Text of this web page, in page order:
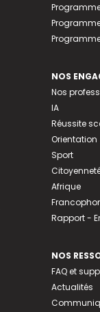
NOS
Nos
IA
Réussite
Orientation
Sport
Afrique
Rapport -
NOS
FAQ et
Actualités